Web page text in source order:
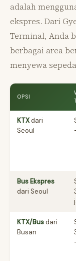
adalah
ekspres. Dari
Terminal, Anda
berbagai area
menyewa
OPSI
KTXdari
Seoul
Bus Ekspres
dari Seoul
KTX/Busdari
Busan